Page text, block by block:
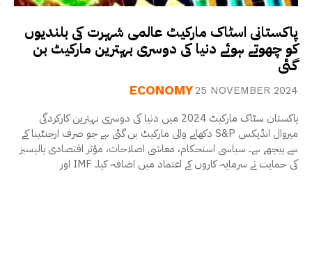
پاکستانی اسٹاک مارکیٹ عالمی شہرت کی بلندیوں
کو چھوتے ہوئے دنیا کی دوسری بہترین مارکیٹ بن
گئی
ECONOMY25 NOVEMBER 2024
پاکستان سٹاک مارکیٹ 2024 میں دنیا کی دوسری بہترین کارکردگی
دکھانے والی مارکیٹ بن گئی ہے جو صرف ارجنٹینا کے S&P میروال انڈیکس
سے پیچھے ہے۔ سیاسی استحکام، معاشی اصلاحات، مؤثر اقتصادی پالیسیز
اور IMF کی حمایت نے سرمایہ کاروں کے اعتماد میں اضافہ کیا۔